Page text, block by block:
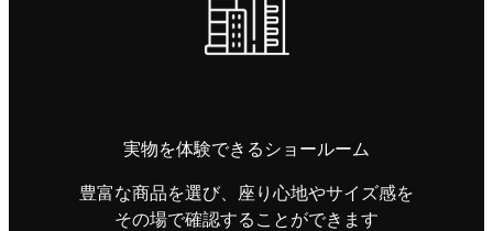
実物を体験できるショールーム
豊富な商品を選び、座り心地やサイズ感を
その場で確認することができます